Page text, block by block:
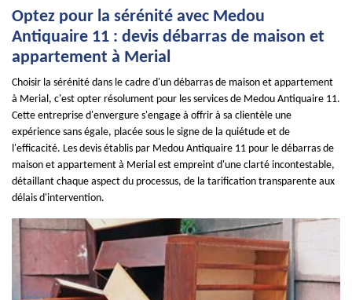
Optez pour la sérénité avec Medou
Antiquaire 11 : devis débarras de maison et
appartement à Merial
Choisir la sérénité dans le cadre d'un débarras de maison et appartement
à Merial, c'est opter résolument pour les services de Medou Antiquaire 11.
Cette entreprise d'envergure s'engage à offrir à sa clientèle une
expérience sans égale, placée sous le signe de la quiétude et de
l'efficacité. Les devis établis par Medou Antiquaire 11 pour le débarras de
maison et appartement à Merial est empreint d'une clarté incontestable,
détaillant chaque aspect du processus, de la tarification transparente aux
délais d'intervention.